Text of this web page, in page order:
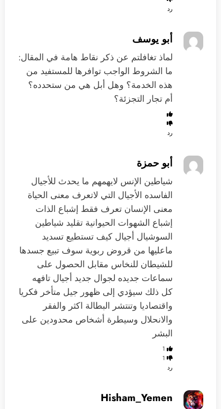
رد
أبو يوسف
لماذ تغافلتم عن ذكر نقاط هامة في المقال:
ما الشروط الواجب توافرها للمستفيد من
هذه الخدمة؟ وهل أبل هي من ستحدده؟
أم تجار التجزئة؟
رد
أبو حمزة
شياطين الإنس لايهمهم ما يحدث للأجيال
الفاسده الأجيال التي لاتعرف معنى الحياة
معنى الإنسان تعرف فقط إشباع الذات
إشباع الشهوات الحيوانية تقليد شياطين
السوشيال أجيال كيف تستطيع تسديد
ماعليها من قروض ربوية سوف تبيع جسدها
للشيطان للنخاس مقابل الحصول على
سماعات جديده لجوال جديد أجيال تافهه
كل ذلك سيؤدي إلى ظهور جيل متأخر فكريا
واقتصاديا وتنتشر البطالة اكثر والفقر
والانحلال وسيطرة أشخاص محدودين على
البشر
1
1
رد
Hisham_Yemen